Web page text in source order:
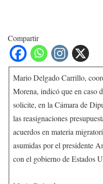
Compartir
Mario Delgado Carrillo,
Morena, indicó que en caso
solicite, en la Cámara de
las reasignaciones
acuerdos en materia
asumidas por el presidente
con el gobierno de Estados